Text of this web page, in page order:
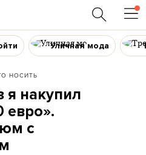
Уличная мода
НОСИТЬ
я накупил
евро».
с